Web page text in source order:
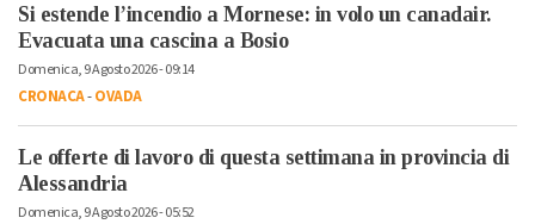
Si estende l’incendio a Mornese: in volo un canadair.
Evacuata una cascina a Bosio
Domenica, 9 Agosto 2026 - 09:14
CRONACA-OVADA
Le offerte di lavoro di questa settimana in provincia di
Alessandria
Domenica, 9 Agosto 2026 - 05:52